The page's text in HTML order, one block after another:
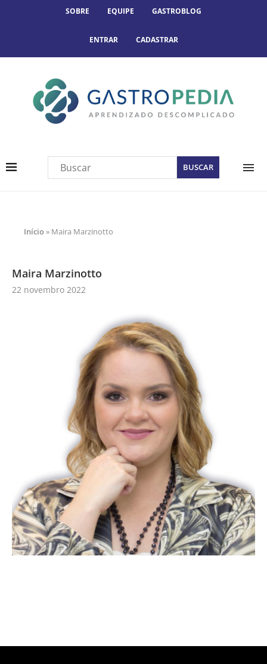
SOBRE EQUIPE GASTROBLOG
ENTRAR CADASTRAR
Início» Maira Marzinotto
Maira Marzinotto
22 novembro 2022